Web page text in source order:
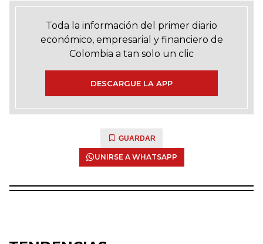
Toda la información del primer diario
económico, empresarial y financiero de
Colombia a tan solo un clic
DESCARGUE LA APP
GUARDAR
UNIRSE A WHATSAPP